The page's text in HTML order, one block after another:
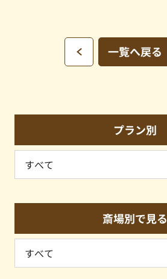
一覧へ戻る
プラン別
斎場別で見る